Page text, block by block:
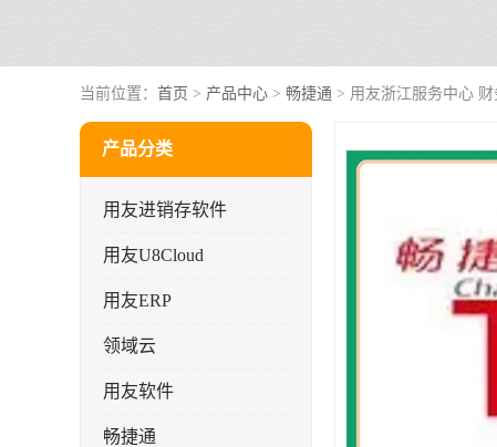
当前位置： 首页 > 产品中心 > 畅捷通 > 用友浙江服务中心
产品分类
用友进销存软件
用友U8Cloud
用友ERP
领域云
用友软件
畅捷通